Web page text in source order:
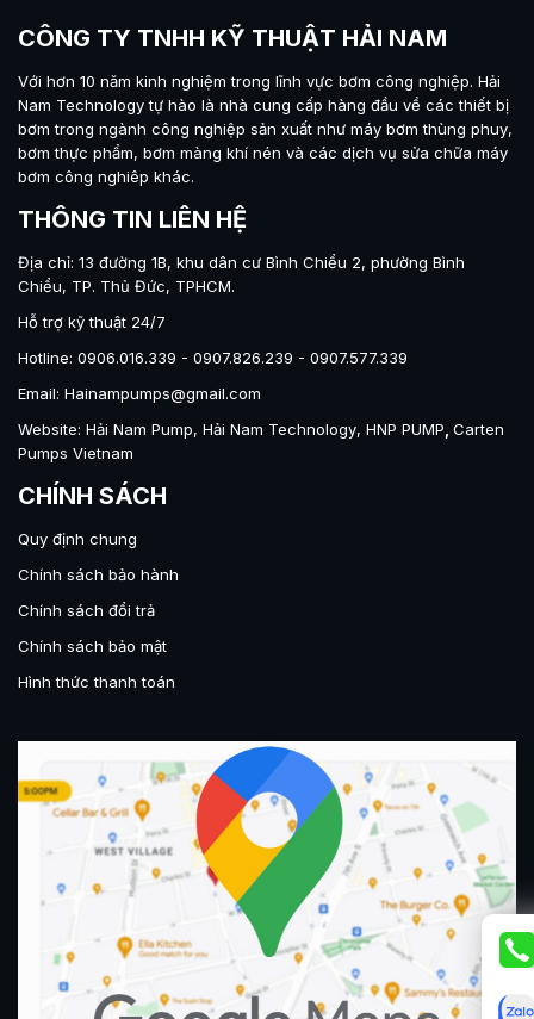
CÔNG TY TNHH KỸ THUẬT HẢI NAM
Với hơn 10 năm kinh nghiệm trong lĩnh vực bơm công nghiệp. Hải
Nam Technologytự hào là nhà cung cấp hàng đầu về các thiết bị
bơm trong ngành công nghiệp sản xuất như máy bơm thùng phuy,
bơm thực phẩm, bơm màng khí nén và các dịch vụ sửa chữa máy
bơm công nghiêp khác.
THÔNG TIN LIÊN HỆ
Địa chỉ: 13 đường 1B, khu dân cư Bình Chiểu 2, phường Bình
Chiểu, TP. Thủ Đức, TPHCM.
Hỗ trợ kỹ thuật 24/7
Hotline: 0906.016.339 - 0907.826.239 - 0907.577.339
Email: Hainampumps@gmail.com
Website: Hải Nam Pump, Hải Nam Technology, HNP PUMP Carten
Pumps Vietnam
CHÍNH SÁCH
Quy định chung
Chính sách bảo hành
Chính sách đổi trả
Chính sách bảo mật
Hình thức thanh toán